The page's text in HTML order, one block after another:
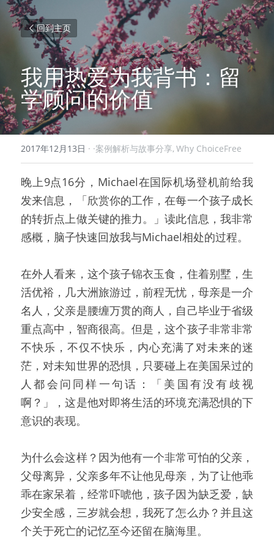
回到主页
我用热爱为我背书：留
学顾问的价值
2017年12月13日 · ·案例解析与故事分享,Why ChoiceFree
晚上9点16分，Michael在国际机场登机前给我
发来信息，「欣赏你的工作，在每一个孩子成长
的转折点上做关键的推力。」读此信息，我非常
感概，脑子快速回放我与Michael相处的过程。
在外人看来，这个孩子锦衣玉食，住着别墅，生
活优裕，几大洲旅游过，前程无忧，母亲是一介
名人，父亲是腰缠万贯的商人，自己毕业于省级
重点高中，智商很高。但是，这个孩子非常非常
不快乐，不仅不快乐，内心充满了对未来的迷
茫，对未知世界的恐惧，只要碰上在美国呆过的
人都会问同样一句话：「美国有没有歧视
啊？」，这是他对即将生活的环境充满恐惧的下
意识的表现。
为什么会这样？因为他有一个非常可怕的父亲，
父母离异，父亲多年不让他见母亲，为了让他乖
乖在家呆着，经常吓唬他，孩子因为缺乏爱，缺
少安全感，三岁就会想，我死了怎么办？并且这
个关于死亡的记忆至今还留在脑海里。